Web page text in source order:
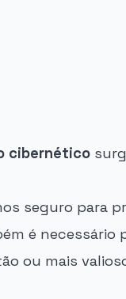
cibernético
seguro para
é
ou mais